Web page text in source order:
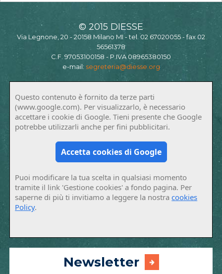
© 2015 DIESSE
Via Legnone, 20 - 20158 Milano MI - tel. 02 67020055 - fax 02
56561378
C.F. 97053100158 - P.IVA 08965380150
e-mail: segreteria@diesse.org
Questo contenuto è fornito da terze parti
(www.google.com). Per visualizzarlo, è necessario
accettare i cookie di Google. Tieni presente che Google
potrebbe utilizzarli anche per fini pubblicitari.
Accetta cookies di Google
Puoi modificare la tua scelta in qualsiasi momento
tramite il link 'Gestione cookies' a fondo pagina. Per
saperne di più ti invitiamo a leggere la nostracookies
Policy.
Newsletter